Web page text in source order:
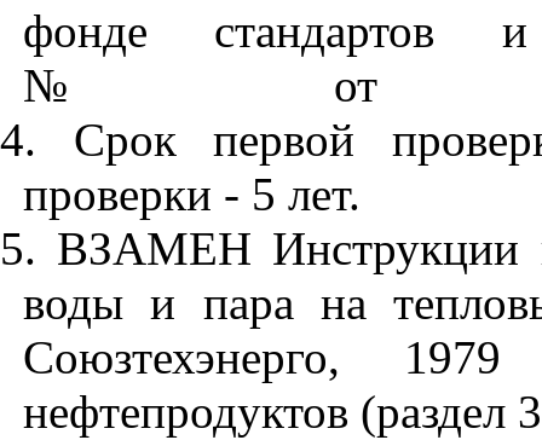
фонде стандартов
№
от
4. Срок первой
проверки - 5 лет.
5. ВЗАМЕН Инструкции
воды и пара на
Союзтехэнерго,
нефтепродуктов (раздел